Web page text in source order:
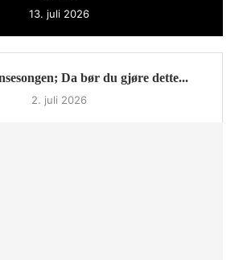
13. juli 2026
Da bør du gjøre dette...
2. juli 2026